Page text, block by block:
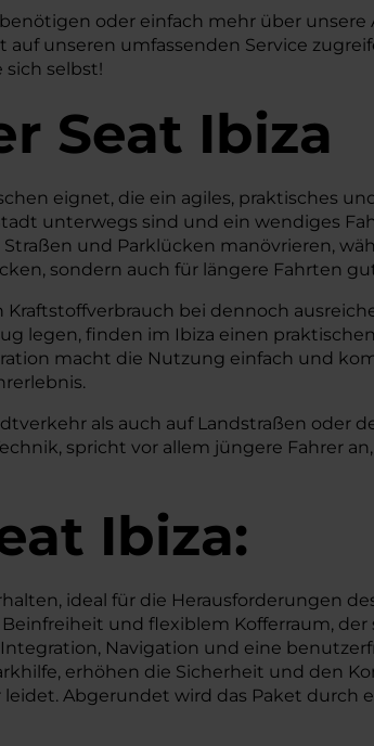
oder einfach mehr über
unseren umfassenden Service
sich selbst!
Seat Ibiza
eignet, die ein agiles, praktisches
unterwegs sind und ein wendiges
und Parklücken manövrieren,
sondern auch für längere Fahrten
bei dennoch
legen, finden im Ibiza einen
macht die Nutzung einfach und
als auch auf Landstraßen oder
spricht vor allem jüngere Fahrer
Ibiza:
ideal für die Herausforderungen
und flexiblem Kofferraum, der
Navigation und eine
erhöhen die Sicherheit und den
Abgerundet wird das Paket durch